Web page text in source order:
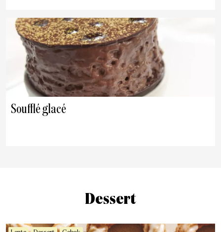
Soufflé glacé
Dessert